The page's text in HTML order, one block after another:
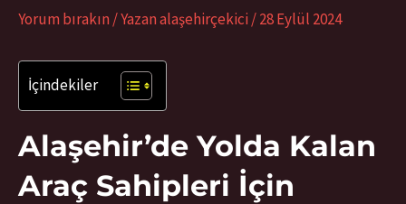
Yorum bırakın/ Yazanalaşehirçekici/28 Eylül 2024
İçindekiler
Alaşehir’de Yolda Kalan
Araç Sahipleri İçin